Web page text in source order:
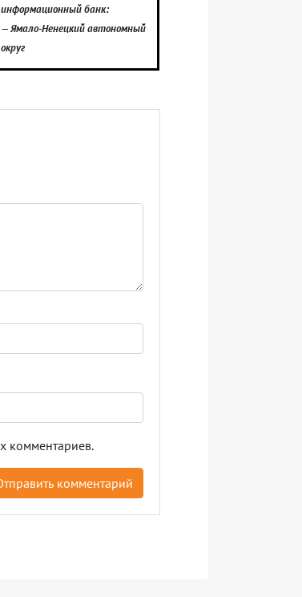
информационный банк:
— Ямало-Ненецкий автономный
округ
комментариев.